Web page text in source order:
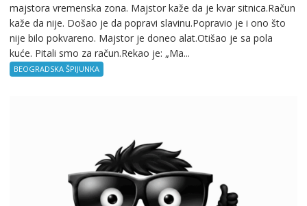
majstora vremenska zona. Majstor kaže da je kvar sitnica.Račun
kaže da nije. Došao je da popravi slavinu.Popravio je i ono što
nije bilo pokvareno. Majstor je doneo alat.Otišao je sa pola
kuće. Pitali smo za račun.Rekao je: „Ma...
BEOGRADSKA ŠPIJUNKA